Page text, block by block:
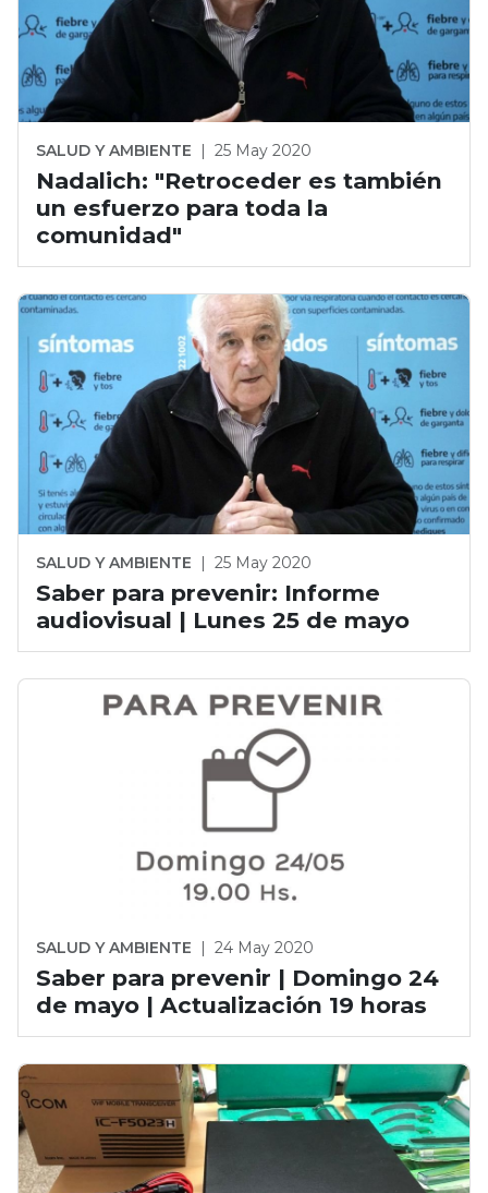
SALUD Y AMBIENTE | 25 May 2020
Nadalich: "Retroceder es también
un esfuerzo para toda la
comunidad"
SALUD Y AMBIENTE | 25 May 2020
Saber para prevenir: Informe
audiovisual | Lunes 25 de mayo
SALUD Y AMBIENTE | 24 May 2020
Saber para prevenir | Domingo 24
de mayo | Actualización 19 horas